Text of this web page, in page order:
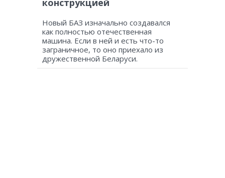
Новый БАЗ изначально создавался
как полностью отечественная
машина. Если в ней и есть что-то
заграничное, то оно приехало из
дружественной Беларуси.